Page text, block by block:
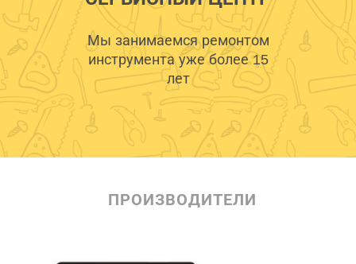
Мы занимаемся ремонтом
инструмента уже более 15
лет
ПРОИЗВОДИТЕЛИ